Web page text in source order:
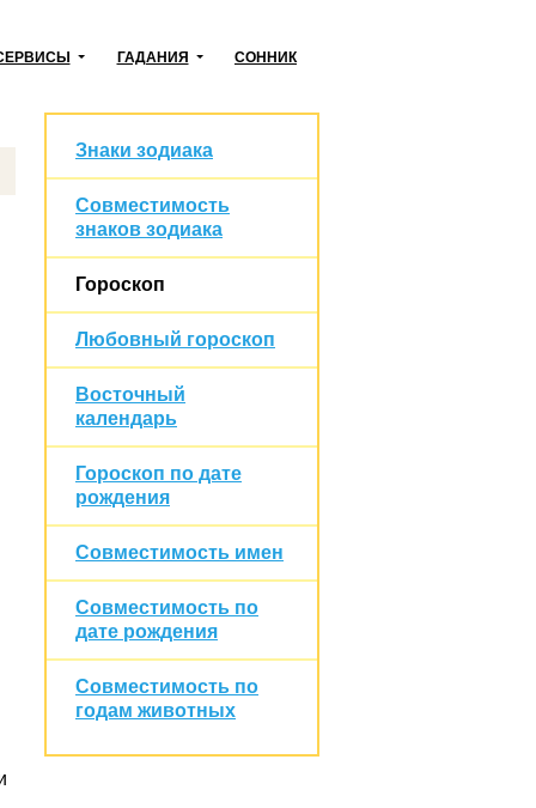
ГАДАНИЯ СОННИК
Знаки зодиака
Совместимость
знаков зодиака
Гороскоп
Любовный гороскоп
Восточный
календарь
Гороскоп по дате
рождения
Совместимость имен
Совместимость по
дате рождения
Совместимость по
годам животных